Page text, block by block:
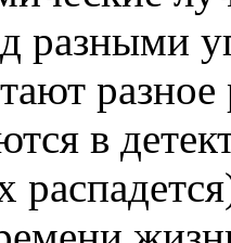
разными
разное
в